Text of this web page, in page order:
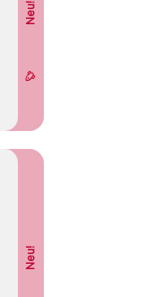
Neu!
Neu!